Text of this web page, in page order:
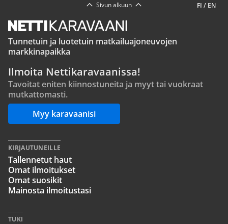
FI / EN
Sivun alkuun
Tunnetuin ja luotetuin matkailuajoneuvojen
markkinapaikka
Ilmoita Nettikaravaanissa!
Tavoitat eniten kiinnostuneita ja myyt tai vuokraat
mutkattomasti.
Myy karavaanisi
KIRJAUTUNEILLE
Tallennetut haut
Omat ilmoitukset
Omat suosikit
Mainosta ilmoitustasi
TUKI